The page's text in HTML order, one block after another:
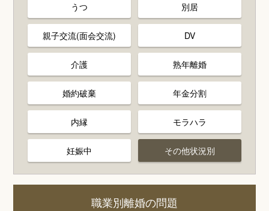
うつ 別居
親子交流(面会交流) DV
介護 熟年離婚
婚約破棄 年金分割
内縁 モラハラ
妊娠中 その他状況別
職業別離婚の問題